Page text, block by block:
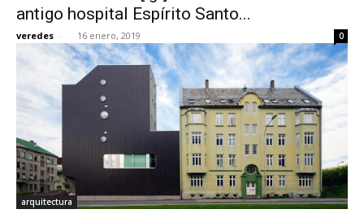
antigo hospital Espírito Santo...
veredes - 16 enero, 2019 0
arquitectura